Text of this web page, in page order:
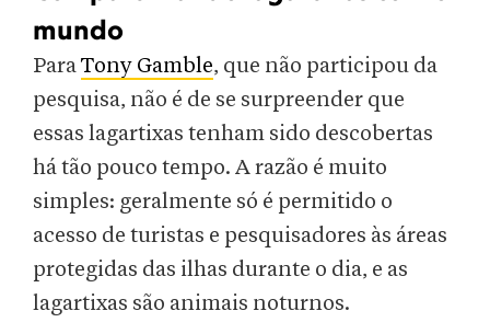
mundo
ParaTony Gamble, que não participou da
pesquisa, não é de se surpreender que
essas lagartixas tenham sido descobertas
há tão pouco tempo. A razão é muito
simples: geralmente só é permitido o
acesso de turistas e pesquisadores às áreas
protegidas das ilhas durante o dia, e as
lagartixas são animais noturnos.